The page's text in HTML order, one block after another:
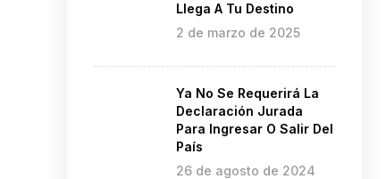
2 de marzo de 2025
Llega A Tu Destino
26 de agosto de 2024
Ya No Se Requerirá La
Declaración Jurada
Para Ingresar O Salir Del
País